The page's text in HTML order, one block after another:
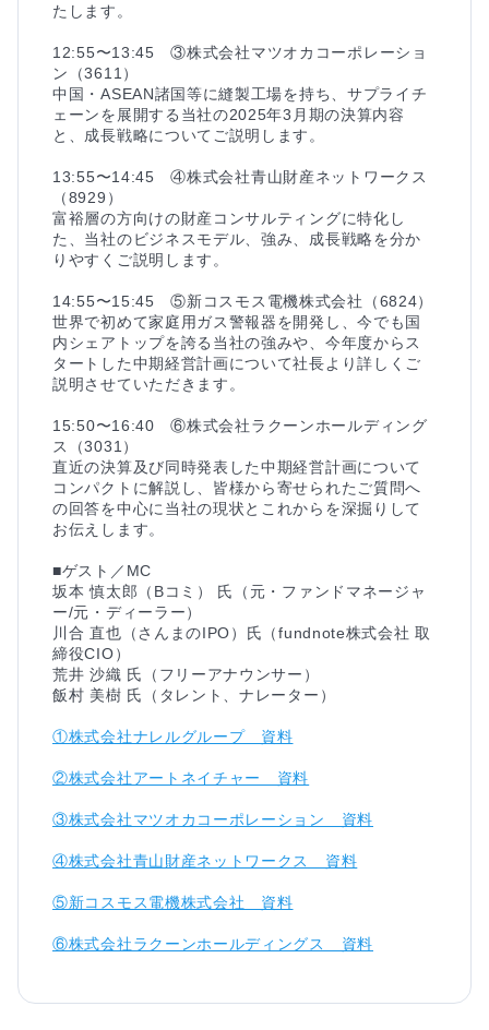
たします。
12:55〜13:45　③株式会社マツオカコーポレーショ
ン（3611）
中国・ASEAN諸国等に縫製工場を持ち、サプライチ
ェーンを展開する当社の2025年3月期の決算内容
と、成長戦略についてご説明します。
13:55〜14:45　④株式会社青山財産ネットワークス
（8929）
富裕層の方向けの財産コンサルティングに特化し
た、当社のビジネスモデル、強み、成長戦略を分か
りやすくご説明します。
14:55〜15:45　⑤新コスモス電機株式会社（6824）
世界で初めて家庭用ガス警報器を開発し、今でも国
内シェアトップを誇る当社の強みや、今年度からス
タートした中期経営計画について社長より詳しくご
説明させていただきます。
15:50〜16:40　⑥株式会社ラクーンホールディング
ス（3031）
直近の決算及び同時発表した中期経営計画について
コンパクトに解説し、皆様から寄せられたご質問へ
の回答を中心に当社の現状とこれからを深掘りして
お伝えします。
■ゲスト／MC
坂本 慎太郎（Bコミ） 氏（元・ファンドマネージャ
ー/元・ディーラー）
川合 直也（さんまのIPO）氏（fundnote株式会社 取
締役CIO）
荒井 沙織 氏（フリーアナウンサー）
①株式会社ナレルグループ　資料
②株式会社アートネイチャー　資料
③株式会社マツオカコーポレーション　資料
④株式会社青山財産ネットワークス　資料
⑤新コスモス電機株式会社　資料
⑥株式会社ラクーンホールディングス　資料